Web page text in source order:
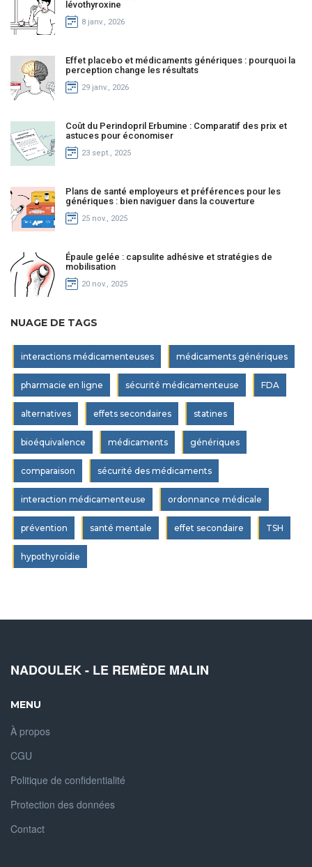
lévothyroxine
8 janv., 2026
Effet placebo et médicaments génériques : pourquoi la
perception change les résultats
29 janv., 2026
Coût du Perindopril Erbumine : Comparatif des prix et
astuces pour économiser
23 sept., 2025
Plans de santé employeurs et préférences pour les
génériques : bien naviguer dans la couverture
25 nov., 2025
Épaule gelée : capsulite adhésive et stratégies de
mobilisation
20 nov., 2025
NUAGE DE TAGS
interactions médicamenteuses médicaments génériques
pharmacie en ligne sécurité médicamenteuse FDA
alternatives effets secondaires statines
bioéquivalence médicaments génériques
comparaison sécurité des médicaments
interaction médicamenteuse ordonnance médicale
prévention santé mentale effet secondaire TSH
hypothyroïdie
NADOULEK - LE REMÈDE MALIN
MENU
À propos
CGU
Politique de confidentialité
Protection des données
Contact